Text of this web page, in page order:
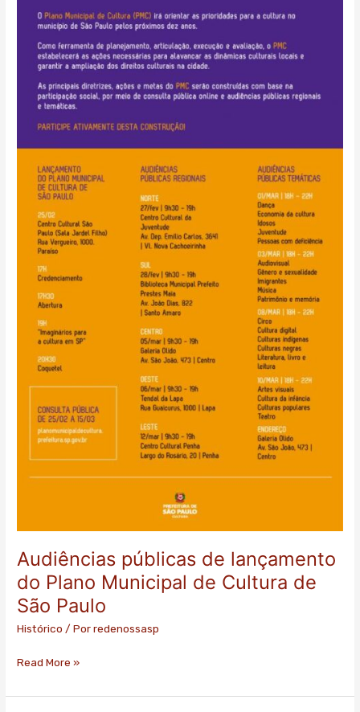
Audiências públicas de lançamento
do Plano Municipal de Cultura de
São Paulo
Histórico / Porredenossasp
Read More »